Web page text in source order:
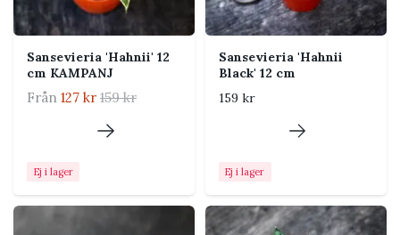
får svagare färg.
vattningarna. Vattna
vintern.
Mycket väldränerad jord.
med perlite eller annat grovt
mineraliskt material.
Sansevieria 'Hahnii' 12
cm KAMPANJ
Från 127 kr 159 kr
Ej i lager
Sansevieria 'Hahnii
Black' 12 cm
159 kr
Ej i lager